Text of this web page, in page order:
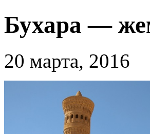
Бухара —
20 марта, 2016